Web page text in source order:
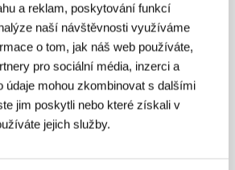
a reklam, poskytování funkcí
naší návštěvnosti využíváme
o tom, jak náš web používáte,
pro sociální média, inzerci a
údaje mohou zkombinovat s dalšími
jim poskytli nebo které získali v
jejich služby.
studií o odcizení i neschopnosti
vycizelované dialogy,
humorem, i zcela přirozené herecké